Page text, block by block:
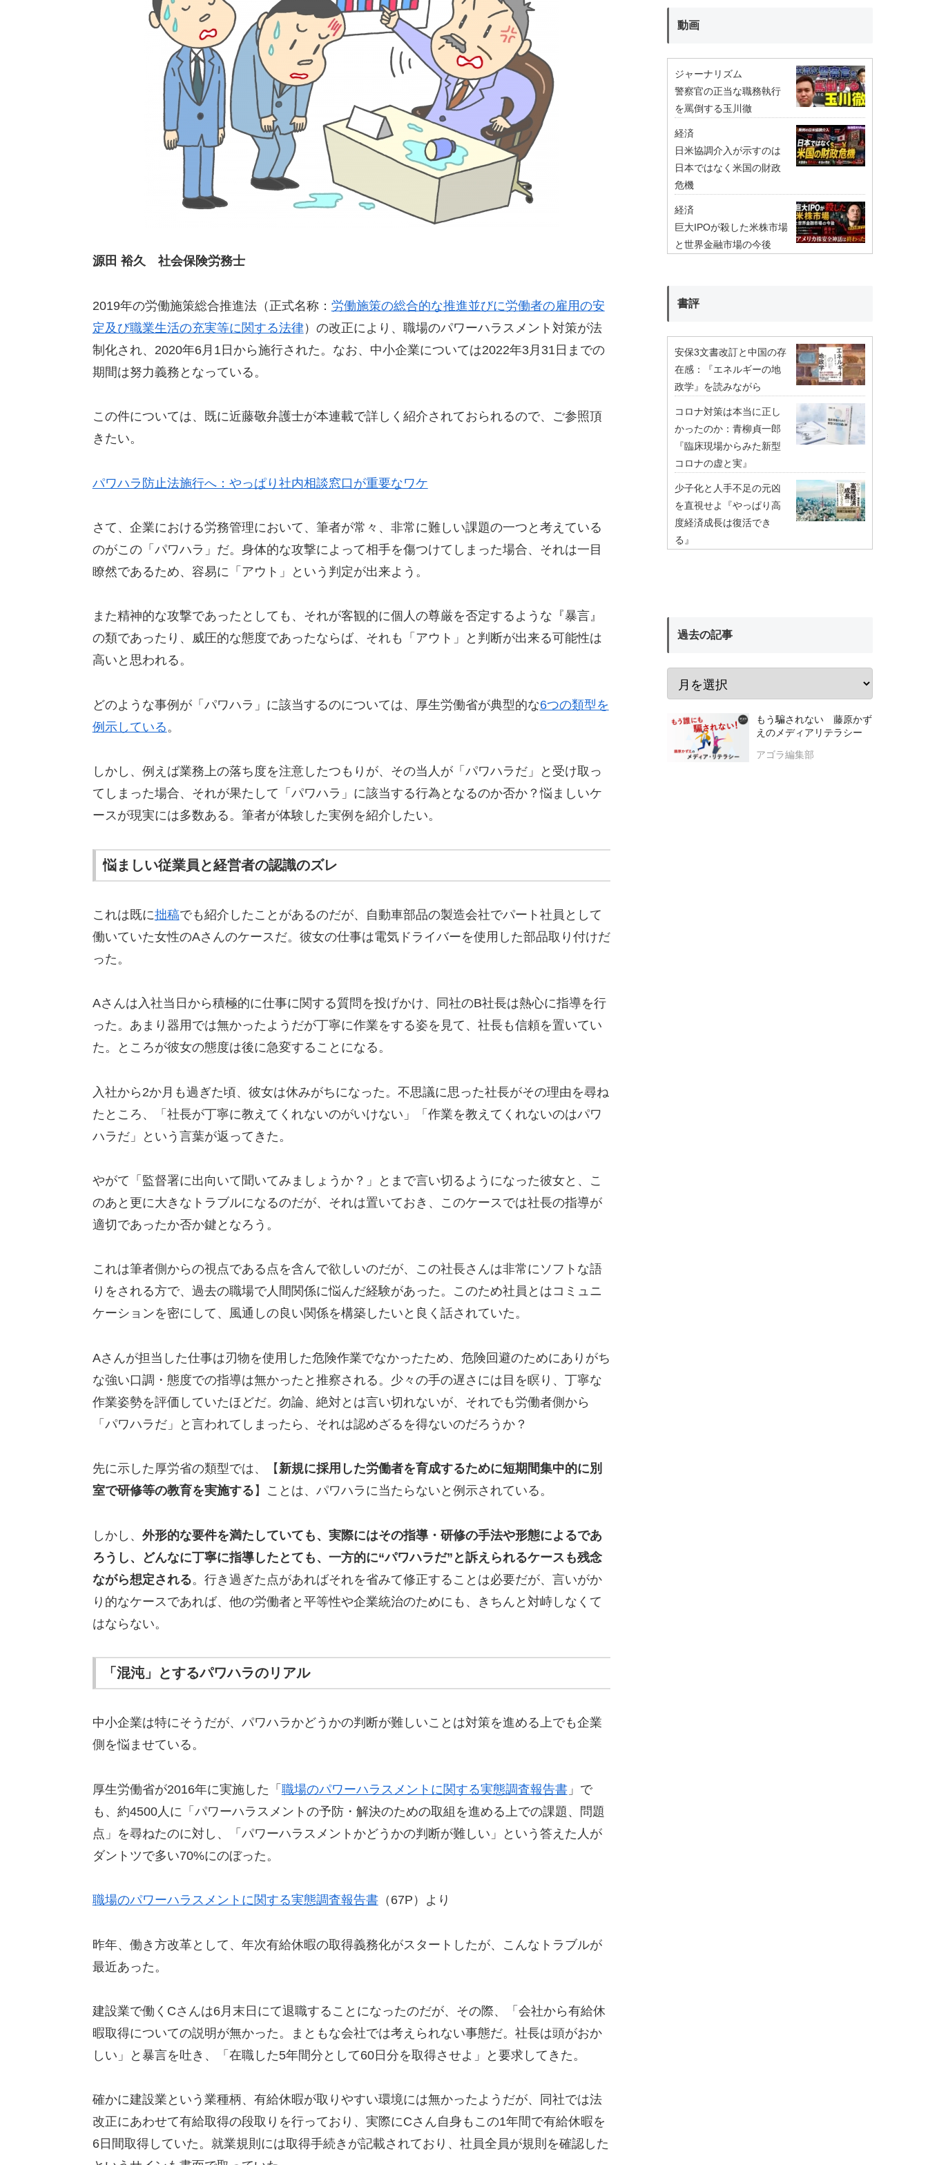
源田 裕久 社会保険労務士
2019年の労働施策総合推進法（正式名称： 労働施策の総合的な推進並びに労働者の雇用の安
定及び職業生活の充実等に関する法律）の改正により、職場のパワーハラスメント対策が法
制化され、2020年6月1日から施行された。なお、中小企業については2022年3月31日までの
期間は努力義務となっている。
この件については、既に近藤敬弁護士が本連載で詳しく紹介されておられるので、ご参照頂
きたい。
パワハラ防止法施行へ：やっぱり社内相談窓口が重要なワケ
さて、企業における労務管理において、筆者が常々、非常に難しい課題の一つと考えている
のがこの「パワハラ」だ。身体的な攻撃によって相手を傷つけてしまった場合、それは一目
瞭然であるため、容易に「アウト」という判定が出来よう。
また精神的な攻撃であったとしても、それが客観的に個人の尊厳を否定するような『暴言』
の類であったり、威圧的な態度であったならば、それも「アウト」と判断が出来る可能性は
高いと思われる。
どのような事例が「パワハラ」に該当するのについては、厚生労働省が典型的な6つの類型を
例示している 。
しかし、例えば業務上の落ち度を注意したつもりが、その当人が「パワハラだ」と受け取っ
てしまった場合、それが果たして「パワハラ」に該当する行為となるのか否か？悩ましいケ
ースが現実には多数ある。筆者が体験した実例を紹介したい。
悩ましい従業員と経営者の認識のズレ
これは既に拙稿でも紹介したことがあるのだが、自動車部品の製造会社でパート社員として
働いていた女性のAさんのケースだ。彼女の仕事は電気ドライバーを使用した部品取り付けだ
った。
Aさんは入社当日から積極的に仕事に関する質問を投げかけ、同社のB社長は熱心に指導を行
った。あまり器用では無かったようだが丁寧に作業をする姿を見て、社長も信頼を置いてい
た。ところが彼女の態度は後に急変することになる。
入社から2か月も過ぎた頃、彼女は休みがちになった。不思議に思った社長がその理由を尋ね
たところ、「社長が丁寧に教えてくれないのがいけない」「作業を教えてくれないのはパワ
ハラだ」という言葉が返ってきた。
やがて「監督署に出向いて聞いてみましょうか？」とまで言い切るようになった彼女と、こ
のあと更に大きなトラブルになるのだが、それは置いておき、このケースでは社長の指導が
適切であったか否か鍵となろう。
これは筆者側からの視点である点を含んで欲しいのだが、この社長さんは非常にソフトな語
りをされる方で、過去の職場で人間関係に悩んだ経験があった。このため社員とはコミュニ
ケーションを密にして、風通しの良い関係を構築したいと良く話されていた。
Aさんが担当した仕事は刃物を使用した危険作業でなかったため、危険回避のためにありがち
な強い口調・態度での指導は無かったと推察される。少々の手の遅さには目を瞑り、丁寧な
作業姿勢を評価していたほどだ。勿論、絶対とは言い切れないが、それでも労働者側から
「パワハラだ」と言われてしまったら、それは認めざるを得ないのだろうか？
先に示した厚労省の類型では、【新規に採用した労働者を育成するために短期間集中的に別
室で研修等の教育を実施する 】ことは、パワハラに当たらないと例示されている。
しかし、 外形的な要件を満たしていても、実際にはその指導・研修の手法や形態によるであ
ろうし、どんなに丁寧に指導したとても、一方的に“パワハラだ”と訴えられるケースも残念
ながら想定される。行き過ぎた点があればそれを省みて修正することは必要だが、言いがか
り的なケースであれば、他の労働者と平等性や企業統治のためにも、きちんと対峙しなくて
はならない。
「混沌」とするパワハラのリアル
中小企業は特にそうだが、パワハラかどうかの判断が難しいことは対策を進める上でも企業
側を悩ませている。
厚生労働省が2016年に実施した「 職場のパワーハラスメントに関する実態調査報告書」で
も、約4500人に「パワーハラスメントの予防・解決のための取組を進める上での課題、問題
点」を尋ねたのに対し、「パワーハラスメントかどうかの判断が難しい」という答えた人が
ダントツで多い70%にのぼった。
職場のパワーハラスメントに関する実態調査報告書（67P）より
昨年、働き方改革として、年次有給休暇の取得義務化がスタートしたが、こんなトラブルが
最近あった。
建設業で働くCさんは6月末日にて退職することになったのだが、その際、「会社から有給休
暇取得についての説明が無かった。まともな会社では考えられない事態だ。社長は頭がおか
しい」と暴言を吐き、「在職した5年間分として60日分を取得させよ」と要求してきた。
確かに建設業という業種柄、有給休暇が取りやすい環境には無かったようだが、同社では法
改正にあわせて有給取得の段取りを行っており、実際にCさん自身もこの1年間で有給休暇を
6日間取得していた。就業規則には取得手続きが記載されており、社員全員が規則を確認した
動画
ジャーナリズム
警察官の正当な職務執行
を罵倒する玉川徹
経済
日米協調介入が示すのは
日本ではなく米国の財政
危機
経済
巨大IPOが殺した米株市場
と世界金融市場の今後
書評
安保3文書改訂と中国の存
在感：『エネルギーの地
政学』を読みながら
コロナ対策は本当に正し
かったのか：青柳貞一郎
『臨床現場からみた新型
コロナの虚と実』
少子化と人手不足の元凶
を直視せよ『やっぱり高
度経済成長は復活でき
る』
過去の記事
もう騙されない 藤原かず
えのメディアリテラシー
アゴラ編集部